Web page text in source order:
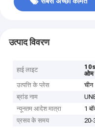
उत्पाद विवरण
हाई लाइट
ओम
उत्पत्ति के प्लेस
चीन
ब्रांड नाम
न्यूनतम आदेश मात्रा
1
प्रसव के समय
20-